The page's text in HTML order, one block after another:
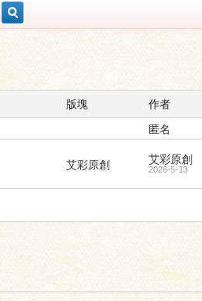
版塊 作者
匿名
艾彩原創 艾彩原創
2026-5-13